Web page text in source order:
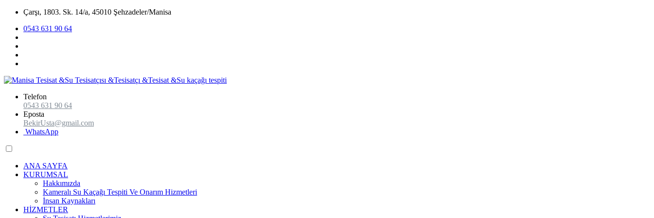
Çarşı, 1803. Sk. 14/a, 45010 Şehzadeler/Manisa
0543 631 90 64
Telefon
0543 631 90 64
Eposta
BekirUsta@gmail.com
WhatsApp
ANA SAYFA
KURUMSAL
Hakkımızda
Kameralı Su Kaçağı Tespiti Ve Onarım Hizmetleri
İnsan Kaynakları
HİZMETLER